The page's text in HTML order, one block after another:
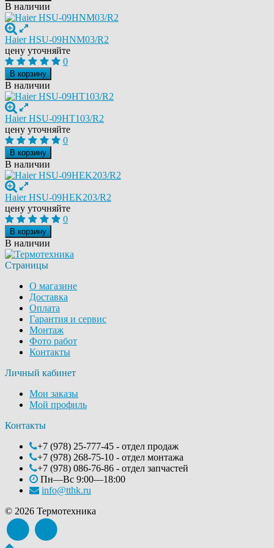
В наличии
Haier HSU-09HNM03/R2
цену уточняйте
0
В корзину
В наличии
Haier HSU-09HT103/R2
цену уточняйте
0
В корзину
В наличии
Haier HSU-09HEK203/R2
цену уточняйте
0
В корзину
В наличии
Страницы
О магазине
Доставка
Оплата
Гарантия и сервис
Монтаж
Фото работ
Контакты
Личный кабинет
Мои заказы
Мой профиль
Контакты
+7 (978) 25-777-45 - отдел продаж
+7 (978) 268-75-10 - отдел монтажа
+7 (978) 086-76-86 - отдел запчастей
Пн—Вс 9:00—18:00
info@tthk.ru
© 2026 Термотехника